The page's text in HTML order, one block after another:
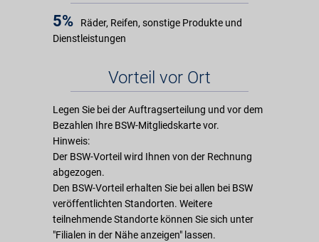
5%
Räder, Reifen, sonstige Produkte und
Dienstleistungen
Vorteil vor Ort
Legen Sie bei der Auftragserteilung und vor dem
Bezahlen Ihre BSW-Mitgliedskarte vor.
Hinweis:
Der BSW-Vorteil wird Ihnen von der Rechnung
abgezogen.
Den BSW-Vorteil erhalten Sie bei allen bei BSW
veröffentlichten Standorten. Weitere
teilnehmende Standorte können Sie sich unter
"Filialen in der Nähe anzeigen" lassen.